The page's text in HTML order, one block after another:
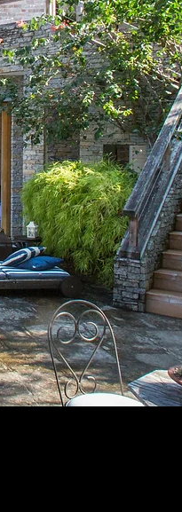
para morar